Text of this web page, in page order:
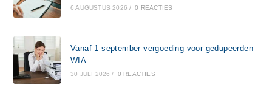
6 AUGUSTUS 2026 / 0 REACTIES
Vanaf 1 september vergoeding voor gedupeerden
WIA
30 JULI 2026 / 0 REACTIES